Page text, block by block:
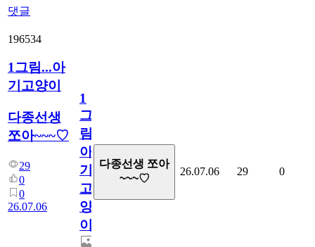
댓글
196534
1그림...아
기고양이
다종선생
쪼아~~~♡
29
0
0
26.07.06
1
그
림...
아
기
고
양
이
다종선생 쪼아
~~~♡
26.07.06 29 0